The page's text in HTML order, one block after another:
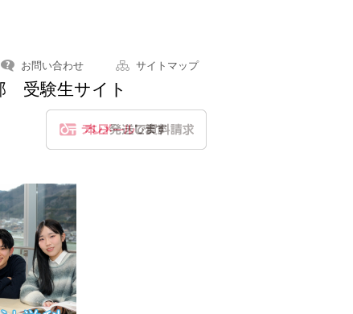
お問い合わせ サイトマップ
受験生サイト